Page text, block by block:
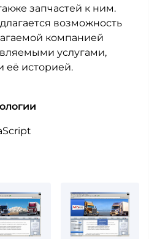
запчастей к ним.
возможность
компанией
услугами,
её историей.